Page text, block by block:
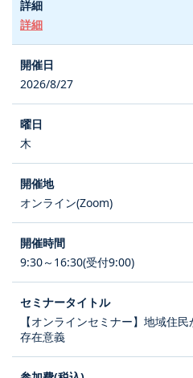
詳細
2026/8/27
木
オンライン(Zoom)
9:30～16:30(受付9:00)
【オンラインセミナー】地域住
存在意義